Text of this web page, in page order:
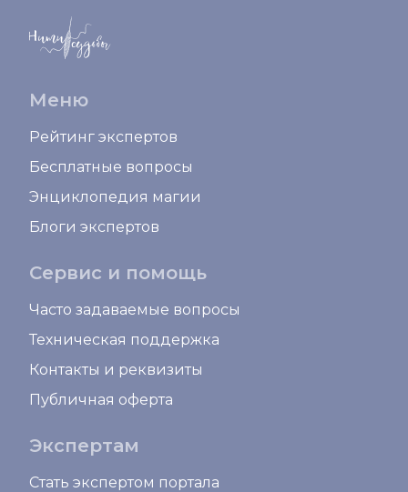
Меню
Рейтинг экспертов
Бесплатные вопросы
Энциклопедия магии
Блоги экспертов
Сервис и помощь
Часто задаваемые вопросы
Техническая поддержка
Контакты и реквизиты
Публичная оферта
Экспертам
Стать экспертом портала